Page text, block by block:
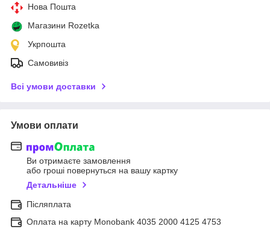
Нова Пошта
Магазини Rozetka
Укрпошта
Самовивіз
Всі умови доставки
Умови оплати
Ви отримаєте замовлення
або гроші повернуться на вашу картку
Детальніше
Післяплата
Оплата на карту Monobank 4035 2000 4125 4753